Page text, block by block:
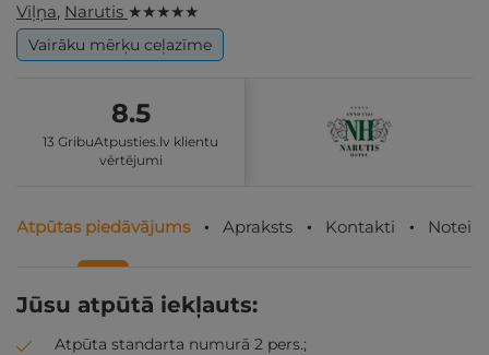
Viļņa, Narutis ★ ★ ★ ★ ★
Vairāku mērķu ceļazīme
8.5
13 GribuAtpusties.lv klientu
vērtējumi
Atpūtas piedāvājums Apraksts Kontakti
Jūsu atpūtā iekļauts:
Atpūta standarta numurā 2 pers.;